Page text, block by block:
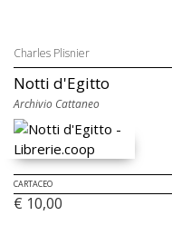
Charles Plisnier
Notti d'Egitto
Archivio Cattaneo
CARTACEO
€ 10,00